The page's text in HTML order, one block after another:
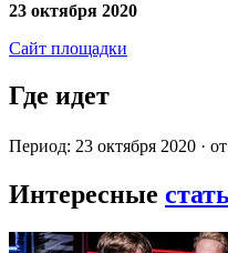
23 октября 2020
Сайт площадки
Где идет
Период: 23 октября 2020 ·
Интересные